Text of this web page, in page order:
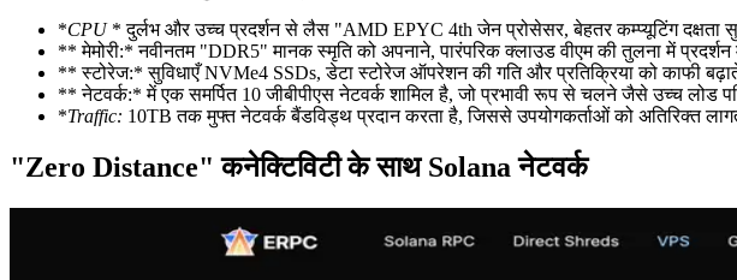
*CPU* दुर्लभ और उच्च प्रदर्शन से लैस "AMD EPYC 4th जेन प्रोसेसर, बेहतर कम्प्यूटिंग दक्षता
** मेमोरी:* नवीनतम "DDR5" मानक स्मृति को अपनाने, पारंपरिक क्लाउड वीएम की तुलना में
** स्टोरेज:* सुविधाएँ NVMe4 SSDs, डेटा स्टोरेज ऑपरेशन की गति और प्रतिक्रिया को काफी
** नेटवर्क:* में एक समर्पित 10 जीबीपीएस नेटवर्क शामिल है, जो प्रभावी रूप से चलने जैसे उच्च लोड
*Traffic: 10TB तक मुफ्त नेटवर्क बैंडविड्थ प्रदान करता है, जिससे उपयोगकर्ताओं को अतिरिक्त
"Zero Distance" कनेक्टिविटी के साथ Solana नेटवर्क